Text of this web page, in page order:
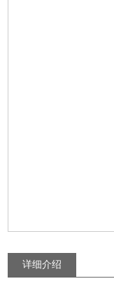
详细介绍